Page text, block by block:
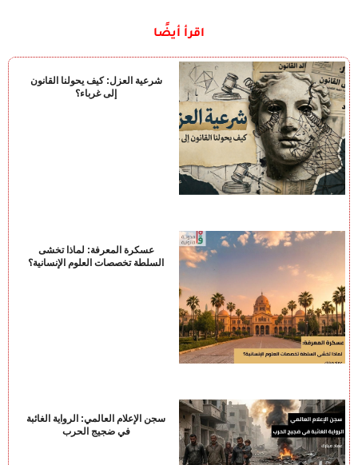
اقرأ أيضًا
شرعية العزل: كيف يحولنا القانون
إلى غرباء؟
عسكرة المعرفة: لماذا تخشى
السلطة تخصصات العلوم الإنسانية؟
سجن الإعلام العالمي: الرواية الغائبة
في ضجيج الحرب